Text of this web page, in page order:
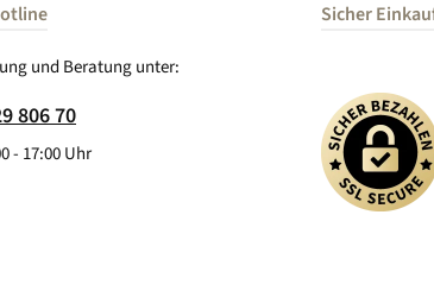
und Beratung unter:
806 70
- 17:00 Uhr
Sicher